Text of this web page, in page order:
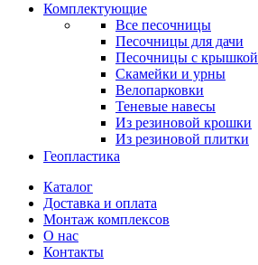
Комплектующие
Все песочницы
Песочницы для дачи
Песочницы с крышкой
Скамейки и урны
Велопарковки
Теневые навесы
Из резиновой крошки
Из резиновой плитки
Геопластика
Каталог
Доставка и оплата
Монтаж комплексов
О нас
Контакты